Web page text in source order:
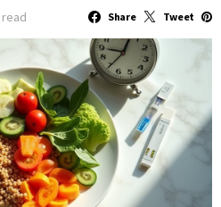
Share Tweet